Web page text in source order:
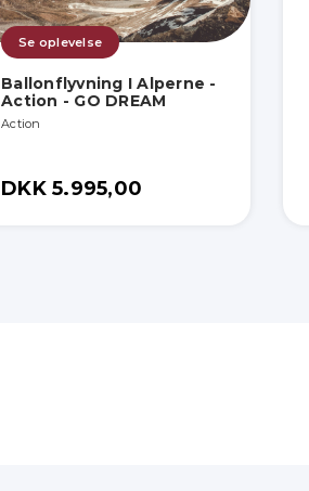
Se oplevelse
Ballonflyvning I Alperne -
Action - GO DREAM
Action
DKK 5.995,00